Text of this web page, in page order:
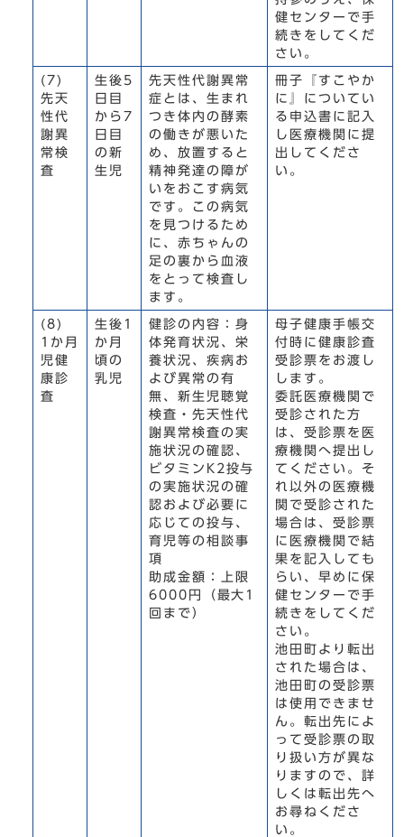
健センターで手
続きをしてくだ
さい。
(7)
先天
性代
謝異
常検
査
生後5
日目
から7
日目
の新
生児
先天性代謝異常
症とは、生まれ
つき体内の酵素
の働きが悪いた
め、放置すると
精神発達の障が
いをおこす病気
です。この病気
を見つけるため
に、赤ちゃんの
足の裏から血液
をとって検査し
ます。
冊子『すこやか
に』についてい
る申込書に記入
し医療機関に提
出してくださ
い。
(8)
1か月
児健
康診
査
生後1
か月
頃の
乳児
健診の内容：身
体発育状況、栄
養状況、疾病お
よび異常の有
無、新生児聴覚
検査・先天性代
謝異常検査の実
施状況の確認、
ビタミンK2投与
の実施状況の確
認および必要に
応じての投与、
育児等の相談事
項
助成金額：上限
6000円（最大1
回まで）
母子健康手帳交
付時に健康診査
受診票をお渡し
します。
委託医療機関で
受診された方
は、受診票を医
療機関へ提出し
てください。そ
れ以外の医療機
関で受診された
場合は、受診票
に医療機関で結
果を記入しても
らい、早めに保
健センターで手
続きをしてくだ
さい。
池田町より転出
された場合は、
池田町の受診票
は使用できませ
ん。転出先によ
って受診票の取
り扱い方が異な
りますので、詳
しくは転出先へ
お尋ねくださ
い。